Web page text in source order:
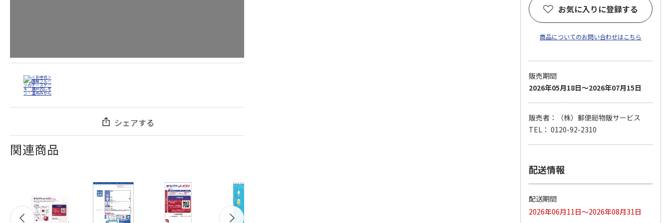
シェアする
関連商品
お気に入りに登録する
商品についてのお問い合わせはこちら
販売期間
2026年05月18日～2026年07月15日
販売者：（株）郵便局物販サービス
TEL： 0120-92-2310
配送情報
配送期間
2026年06月11日～2026年08月31日